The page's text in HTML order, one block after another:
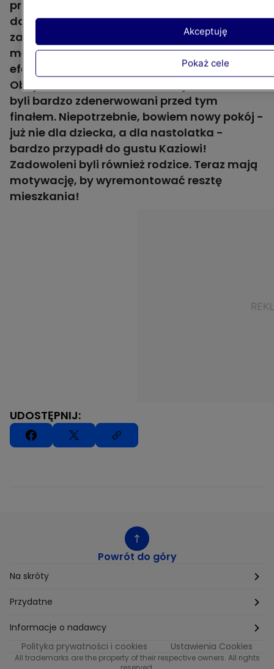
projekt inspirowany grami planszowymi. Nie
dał im nawet dojść do głosu! Zanim więc
zaprosił ich do pomieszczenia po
metamorfozie, sam postanowił zobaczyć
efekty pracy naszej architektki i jej zespołu.
Oboje - zarówno Iwona Durka, jak i Kazio -
byli bardzo zdenerwowani przed tym
finałem. Niepotrzebnie, bowiem nowy pokój -
już nie dla dziecka, a dla nastolatka -
bardzo przypadł do gustu Kaziowi!
Zadowoleni byli również rodzice. Teraz mają
motywację, by wyremontować resztę
mieszkania!
UDOSTĘPNIJ:
Powrót do góry
Na skróty
Etyka
Supplier Diversity
Polityka podatkowa
Przydatne
Biuro Prasowe
Biuro Reklamy
Informacje o nadawcy
Informacje o nadawcy programu METRO
Polityka prywatności i cookies Ustawienia Cookies
All trademarks are the property of their respective owners. All rights
Pokaż cele
Akceptuję